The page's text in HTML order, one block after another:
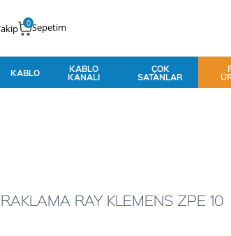
Sepetim
0
KABLO KABLO
KANALI
ÇOK
SATANLAR
RAY KLEMENS ZPE 10